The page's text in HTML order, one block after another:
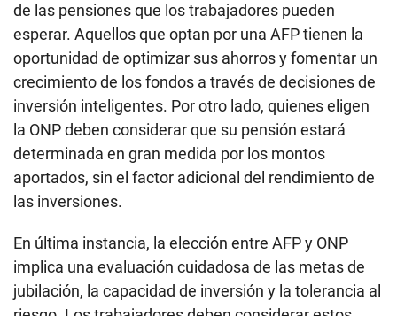
de las pensiones que los trabajadores pueden
esperar. Aquellos que optan por una AFP tienen la
oportunidad de optimizar sus ahorros y fomentar un
crecimiento de los fondos a través de decisiones de
inversión inteligentes. Por otro lado, quienes eligen
la ONP deben considerar que su pensión estará
determinada en gran medida por los montos
aportados, sin el factor adicional del rendimiento de
las inversiones.
En última instancia, la elección entre AFP y ONP
implica una evaluación cuidadosa de las metas de
jubilación, la capacidad de inversión y la tolerancia al